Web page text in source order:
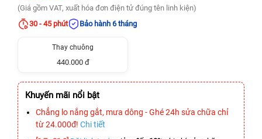
(Giá gồm VAT, xuất hóa đơn điện tử đúng tên linh kiện)
30 - 45 phút
Bảo hành 6 tháng
Thay chuông
440.000 đ
Khuyến mãi nổi bật
Chẳng lo nắng gắt, mưa dông - Ghé 24h sửa chữa chỉ
từ 24.000đ! Chi tiết